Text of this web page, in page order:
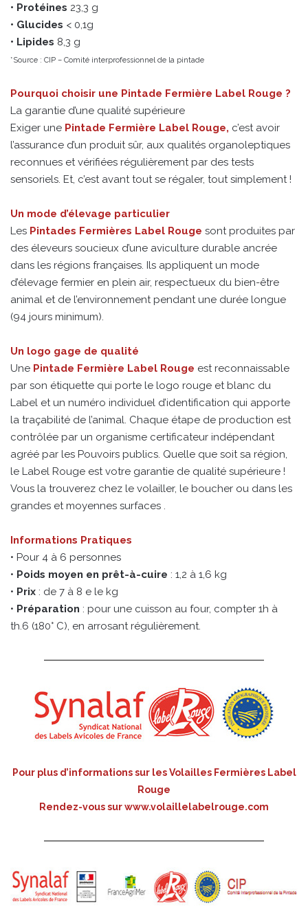
• Protéines 23,3 g
• Glucides < 0,1g
• Lipides 8,3 g
*Source : CIP – Comité interprofessionnel de la pintade
Pourquoi choisir une Pintade Fermière Label Rouge ?
La garantie d’une qualité supérieure
Exiger une Pintade Fermière Label Rouge, c’est avoir
l’assurance d’un produit sûr, aux qualités organoleptiques
reconnues et vérifiées régulièrement par des tests
sensoriels. Et, c’est avant tout se régaler, tout simplement !
Un mode d’élevage particulier
Les Pintades Fermières Label Rouge sont produites par
des éleveurs soucieux d’une aviculture durable ancrée
dans les régions françaises. Ils appliquent un mode
d’élevage fermier en plein air, respectueux du bien-être
animal et de l’environnement pendant une durée longue
(94 jours minimum).
Un logo gage de qualité
Une Pintade Fermière Label Rouge est reconnaissable
par son étiquette qui porte le logo rouge et blanc du
Label et un numéro individuel d’identification qui apporte
la traçabilité de l’animal. Chaque étape de production est
contrôlée par un organisme certificateur indépendant
agréé par les Pouvoirs publics. Quelle que soit sa région,
le Label Rouge est votre garantie de qualité supérieure !
Vous la trouverez chez le volailler, le boucher ou dans les
grandes et moyennes surfaces .
Informations Pratiques
• Pour 4 à 6 personnes
• Poids moyen en prêt-à-cuire : 1,2 à 1,6 kg
• Prix : de 7 à 8 e le kg
• Préparation : pour une cuisson au four, compter 1h à
th.6 (180° C), en arrosant régulièrement.
Pour plus d’informations sur les Volailles Fermières Label
Rouge
Rendez-vous surwww.volaillelabelrouge.com